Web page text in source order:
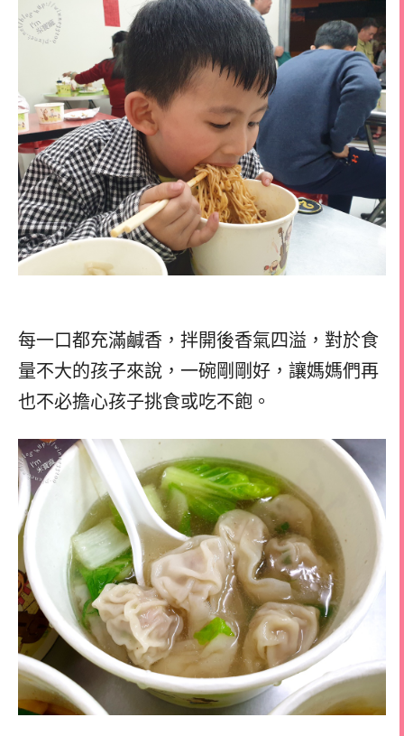
每一口都充滿鹹香，拌開後香氣四溢，對於食
量不大的孩子來說，一碗剛剛好，讓媽媽們再
也不必擔心孩子挑食或吃不飽。